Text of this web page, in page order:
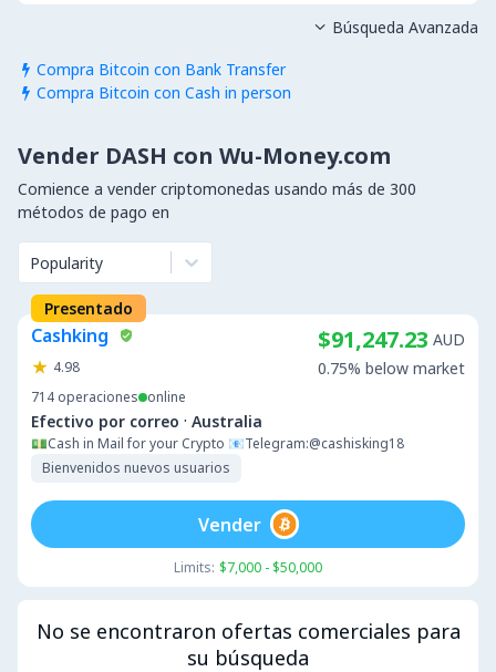
 Compra Bitcoin con Bank Transfer
 Compra Bitcoin con Cash in person
 Búsqueda Avanzada
Vender DASH con Wu-Money.com
Comience a vender criptomonedas usando más de 300
métodos de pago en
Popularity
Presentado
Cashking
4.98
714 operaciones online
Efectivo por correo · Australia
💵Cash in Mail for your Crypto 📧Telegram:@cashisking18
Bienvenidos nuevos usuarios
$91,247.23 AUD
0.75% below market
Limits: $7,000 - $50,000
Vender
No se encontraron ofertas comerciales para
su búsqueda